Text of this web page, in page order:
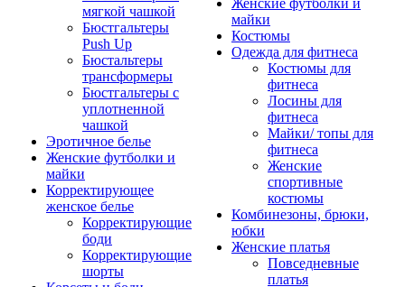
мягкой чашкой
Бюстгальтеры
Push Up
Бюстальтеры
трансформеры
Бюстгальтеры с
уплотненной
чашкой
Эротичное белье
Женские футболки и
майки
Корректирующее
женское белье
Корректирующие
боди
Корректирующие
шорты
Женские футболки и
майки
Костюмы
Одежда для фитнеса
Костюмы для
фитнеса
Лосины для
фитнеса
Майки/ топы для
фитнеса
Женские
спортивные
костюмы
Комбинезоны, брюки,
юбки
Женские платья
Повседневные
платья